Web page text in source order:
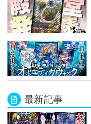
最新記事